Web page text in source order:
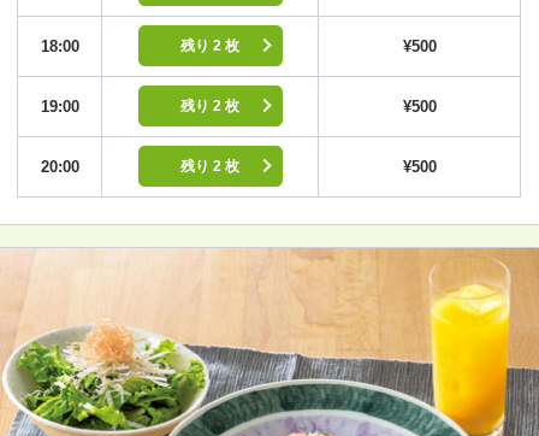
18:00 残り 2 枚 ¥500
19:00 残り 2 枚 ¥500
20:00 残り 2 枚 ¥500